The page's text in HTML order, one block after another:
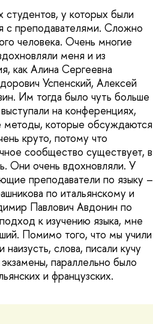
студентов, у которых были
с преподавателями. Сложно
человека. Очень многие
меня и из
как Алина Сергеевна
Успенский, Алексей
Им тогда было чуть больше
на конференциях,
методы, которые обсуждаются
круто, потому что
сообщество существует, в
Они очень вдохновляли. У
преподаватели по языку –
по итальянскому и
Павлович Авдонин по
к изучению языка, мне
Помимо того, что мы учили
наизусть, слова, писали кучу
параллельно было
и французских.